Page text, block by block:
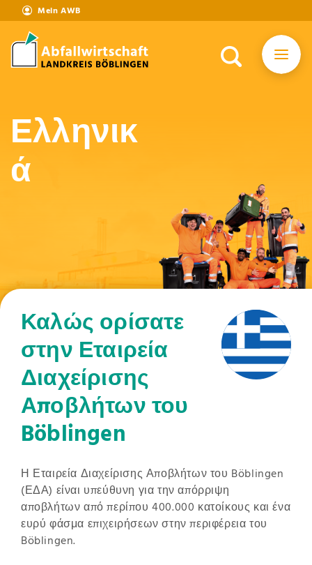
Mein AWB
Ελληνικ
ά
Καλώς ορίσατε
στην Εταιρεία
Διαχείρισης
Αποβλήτων του
Böblingen
Η Εταιρεία Διαχείρισης Αποβλήτων του Böblingen
(ΕΔΑ) είναι υπεύθυνη για την απόρριψη
αποβλήτων από περίπου 400.000 κατοίκους και ένα
ευρύ φάσμα επιχειρήσεων στην περιφέρεια του
Böblingen.